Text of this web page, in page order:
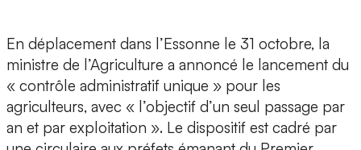
En déplacement dans l’Essonne le 31 octobre, la
ministre de l’Agriculture a annoncé le lancement du
« contrôle administratif unique » pour les
agriculteurs, avec « l’objectif d’un seul passage par
an et par exploitation ». Le dispositif est cadré par